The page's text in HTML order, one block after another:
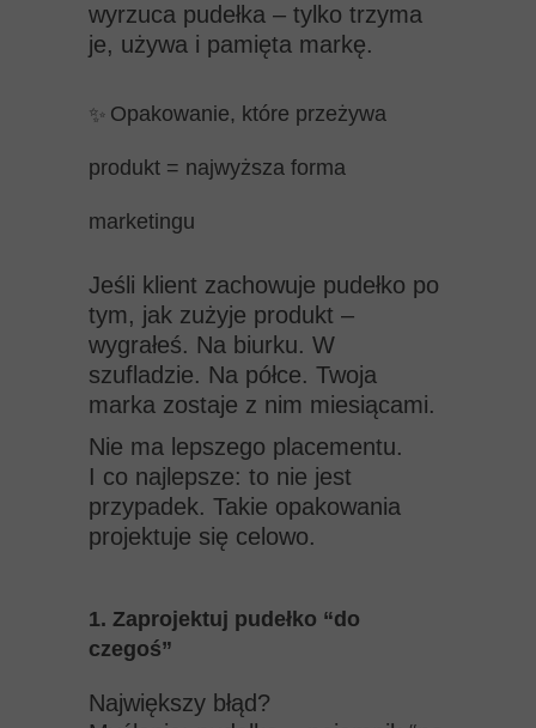
wyrzuca pudełka – tylko trzyma
je, używa i pamięta markę.
✨ Opakowanie, które przeżywa
produkt = najwyższa forma
marketingu
Jeśli klient zachowuje pudełko po
tym, jak zużyje produkt –
wygrałeś. Na biurku. W
szufladzie. Na półce. Twoja
marka zostaje z nim miesiącami.
Nie ma lepszego placementu.
I co najlepsze: to nie jest
przypadek. Takie opakowania
projektuje się celowo.
1. Zaprojektuj pudełko “do
czegoś”
Największy błąd?